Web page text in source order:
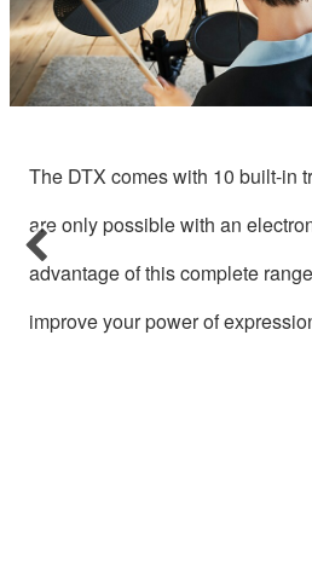
Previous
The DTX comes with 10 built-in
are only possible with an
advantage of this complete
improve your power of